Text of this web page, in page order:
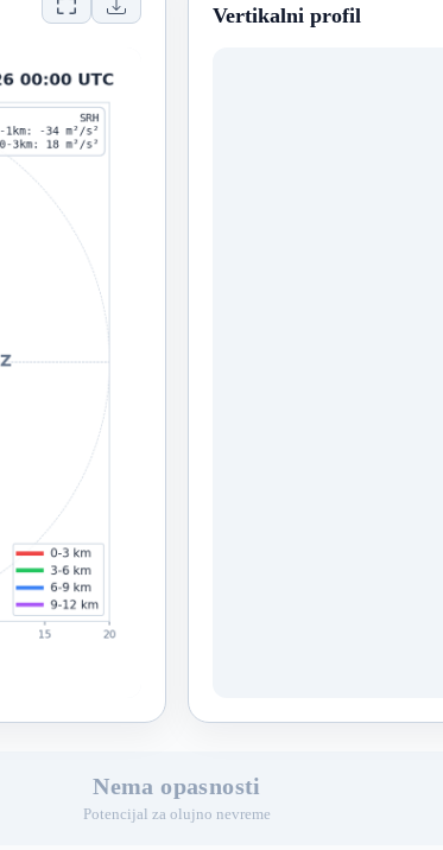
Vertikalni profil
Nema opasnosti
Potencijal za olujno nevreme